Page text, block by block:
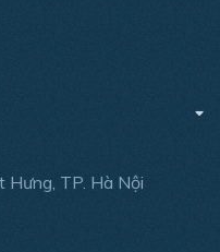
Hưng, TP. Hà Nội